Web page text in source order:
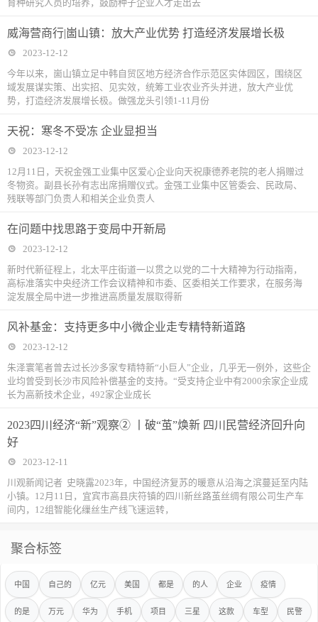
育种研究人员的培养，鼓励种子企业人才走出去
威海营商行|崮山镇：放大产业优势 打造经济发展增长极
2023-12-12
今年以来，崮山镇立足中韩自贸区地方经济合作示范区实体园区，围绕区
域发展谋实策、出实招、见实效，统筹工业农业齐头并进，放大产业优
势，打造经济发展增长极。做强龙头引领1-11月份
​天祝：寒冬不受冻 企业显担当
2023-12-12
12月11日，天祝金强工业集中区爱心企业向天祝康德养老院的老人捐赠过
冬物资。副县长孙有志出席捐赠仪式。金强工业集中区管委会、民政局、
残联等部门负责人和相关企业负责人
在问题中找思路于变局中开新局
2023-12-12
新时代新征程上，北太平庄街道一以贯之以党的二十大精神为行动指南，
高标准落实中央经济工作会议精神和市委、区委相关工作要求，在服务海
淀发展全局中进一步推进高质量发展取得新
风补基金：支持更多中小微企业走专精特新道路
2023-12-12
朱泽寰笔者曾去过长沙多家专精特新“小巨人”企业，几乎无一例外，这些企
业均曾受到长沙市风险补偿基金的支持。“受支持企业中有2000余家企业成
长为高新技术企业，492家企业成长
2023四川经济“新”观察② 丨破“茧”焕新 四川民营经济回升向
好
2023-12-11
川观新闻记者 史晓露2023年，中国经济复苏的暖意从沿海之滨蔓延至内陆
小镇。12月11日，宜宾市高县庆符镇的四川新丝路茧丝绸有限公司生产车
间内，12组智能化缫丝生产线飞速运转，
聚合标签
中国 自己的 亿元 美国 都是 的人 企业 疫情
的是 万元 华为 手机 项目 三星 这款 车型 民警